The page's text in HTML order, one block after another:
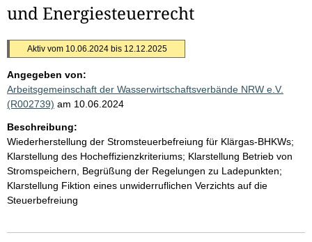
und Energiesteuerrecht
Aktiv vom 10.06.2024 bis 12.12.2025
Angegeben von:
Arbeitsgemeinschaft der Wasserwirtschaftsverbände NRW e.V.
(R002739) am 10.06.2024
Beschreibung:
Wiederherstellung der Stromsteuerbefreiung für Klärgas-BHKWs;
Klarstellung des Hocheffizienzkriteriums; Klarstellung Betrieb von
Stromspeichern, Begrüßung der Regelungen zu Ladepunkten;
Klarstellung Fiktion eines unwiderruflichen Verzichts auf die
Steuerbefreiung